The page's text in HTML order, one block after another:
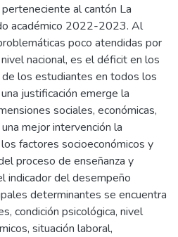
al cantón La
académico 2022-2023. Al
poco atendidas por
nacional, es el déficit en los
los estudiantes en todos los
justificación emerge la
sociales, económicas,
mejor intervención la
factores socioeconómicos y
proceso de enseñanza y
indicador del desempeño
determinantes se encuentra
condición psicológica, nivel
situación laboral,